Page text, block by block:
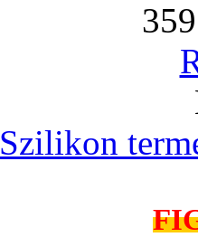
Szilikon